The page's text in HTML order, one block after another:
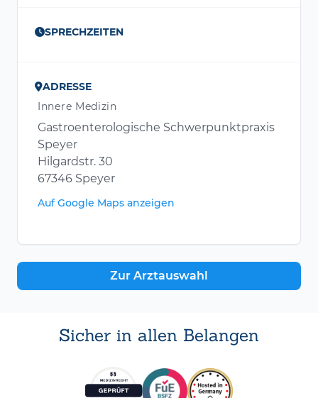
SPRECHZEITEN
ADRESSE
Innere Medizin
Gastroenterologische Schwerpunktpraxis
Speyer
Hilgardstr. 30
67346 Speyer
Auf Google Maps anzeigen
Zur Arztauswahl
Sicher in allen Belangen